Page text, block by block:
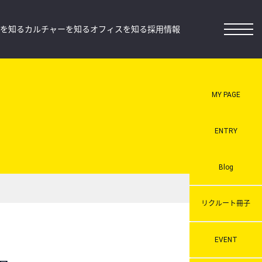
知るカルチャーを知るオフィスを知る採用情報
MY PAGE
ENTRY
Blog
リクルート冊子
EVENT